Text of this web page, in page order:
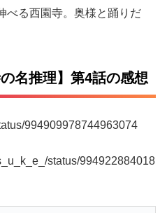
べる西園寺。奥様と踊りだ
名推理】第4話の感想
994909978744963074
status/994922884018